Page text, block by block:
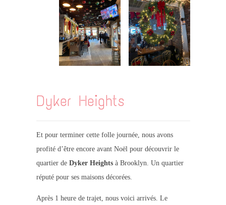
Dyker Heights
Et pour terminer cette folle journée, nous avons
profité d’être encore avant Noël pour découvrir le
quartier de Dyker Heightsà Brooklyn. Un quartier
réputé pour ses maisons décorées.
Après 1 heure de trajet, nous voici arrivés. Le